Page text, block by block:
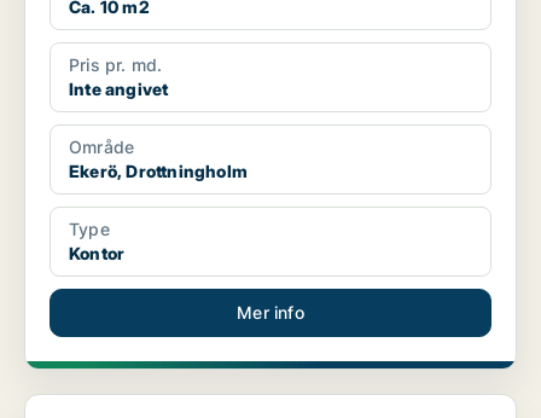
Ca. 10 m2
Pris pr. md.
Inte angivet
Område
Ekerö, Drottningholm
Type
Kontor
Mer info
Kontor i Ekerö